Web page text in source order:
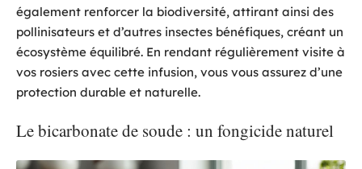
également renforcer la biodiversité, attirant ainsi des
pollinisateurs et d’autres insectes bénéfiques, créant un
écosystème équilibré. En rendant régulièrement visite à
vos rosiers avec cette infusion, vous vous assurez d’une
protection durable et naturelle.
Le bicarbonate de soude : un fongicide naturel